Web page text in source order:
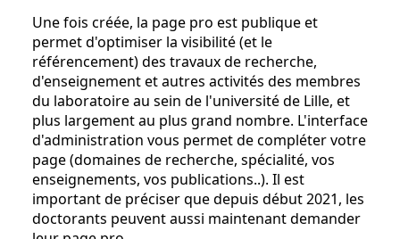
Une fois créée, la page pro est publique et
permet d'optimiser la visibilité (et le
référencement) des travaux de recherche,
d'enseignement et autres activités des membres
du laboratoire au sein de l'université de Lille, et
plus largement au plus grand nombre. L'interface
d'administration vous permet de compléter votre
page (domaines de recherche, spécialité, vos
enseignements, vos publications..). Il est
important de préciser que depuis début 2021, les
doctorants peuvent aussi maintenant demander